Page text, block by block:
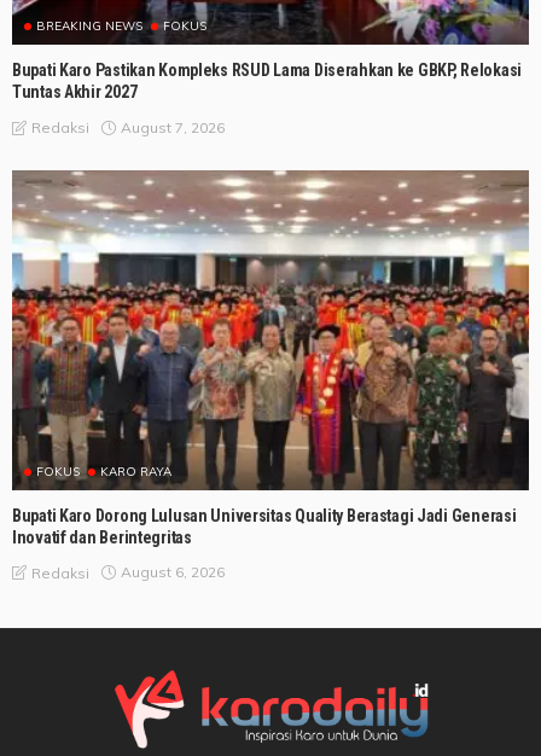
BREAKING NEWS FOKUS
Bupati Karo Pastikan Kompleks RSUD Lama Diserahkan ke GBKP, Relokasi
Tuntas Akhir 2027
Redaksi August 7, 2026
FOKUS KARO RAYA
Bupati Karo Dorong Lulusan Universitas Quality Berastagi Jadi Generasi
Inovatif dan Berintegritas
Redaksi August 6, 2026